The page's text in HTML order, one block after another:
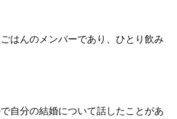
はんのメンバーであり、ひとり飲み
自分の結婚について話したことがあ